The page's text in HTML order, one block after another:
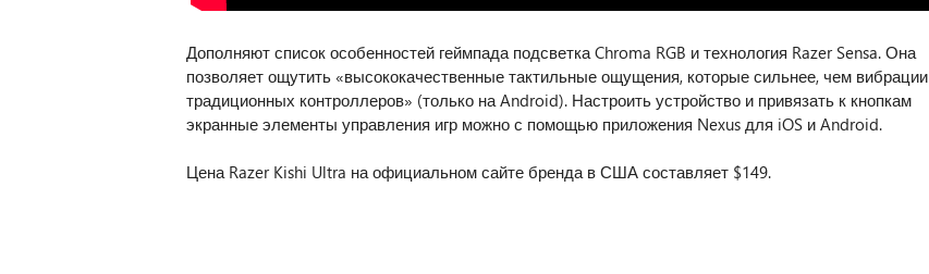
Дополняют список особенностей геймпада подсветка Chroma RGB и технология Razer Sensa. Она
позволяет ощутить «высококачественные тактильные ощущения, которые сильнее, чем вибрации
традиционных контроллеров» (только на Android). Настроить устройство и привязать к кнопкам
экранные элементы управления игр можно с помощью приложения Nexus для iOS и Android.
Цена Razer Kishi Ultra на официальном сайте бренда в США составляет $149.